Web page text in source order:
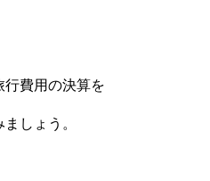
行費用の決算を
しょう。